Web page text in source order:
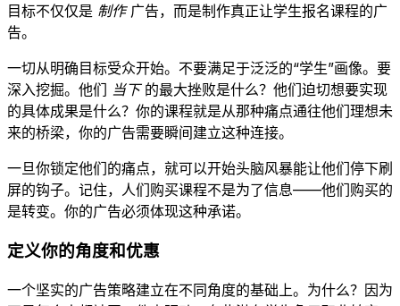
目标不仅仅是 制作广告，而是制作真正让学生报名课程的广
告。
一切从明确目标受众开始。不要满足于泛泛的“学生”画像。要
深入挖掘。他们 当下的最大挫败是什么？他们迫切想要实现
的具体成果是什么？你的课程就是从那种痛点通往他们理想未
来的桥梁，你的广告需要瞬间建立这种连接。
一旦你锁定他们的痛点，就可以开始头脑风暴能让他们停下刷
屏的钩子。记住，人们购买课程不是为了信息——他们购买的
是转变。你的广告必须体现这种承诺。
定义你的角度和优惠
一个坚实的广告策略建立在不同角度的基础上。为什么？因为